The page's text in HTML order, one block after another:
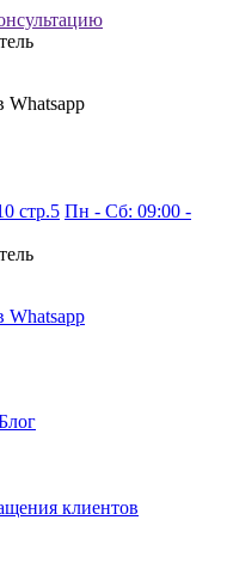
Whatsapp
стр.5 Пн - Сб: 09:00 -
Whatsapp
клиентов